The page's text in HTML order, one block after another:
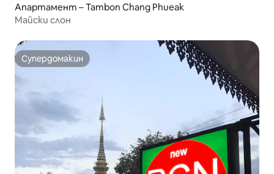
Апартамент – Tambon Chang Phueak
Майски слон
Супердомакин
Супердомакин